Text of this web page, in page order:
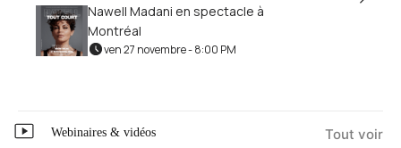
Nawell Madani en spectacle à
Montréal
ven 27 novembre - 8:00 PM
Webinaires & vidéos Tout voir